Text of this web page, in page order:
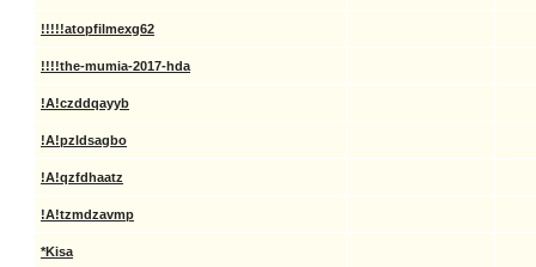
!!!!!atopfilmexg62
!!!!the-mumia-2017-hda
!A!czddqayyb
!A!pzldsagbo
!A!qzfdhaatz
!A!tzmdzavmp
*Kisa